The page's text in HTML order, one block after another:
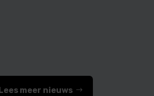
Lees meer nieuws